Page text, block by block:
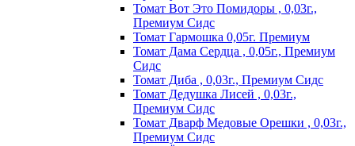
Томат Вот Это Помидоры , 0,03г.,
Премиум Сидс
Томат Гармошка 0,05г. Премиум
Томат Дама Сердца , 0,05г., Премиум
Сидс
Томат Диба , 0,03г., Премиум Сидс
Томат Дедушка Лисей , 0,03г.,
Премиум Сидс
Томат Дварф Медовые Орешки , 0,03г.,
Премиум Сидс